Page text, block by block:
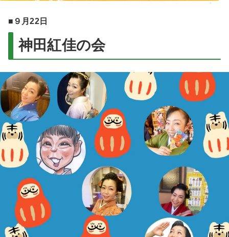
■９月22日
神田紅佳の会